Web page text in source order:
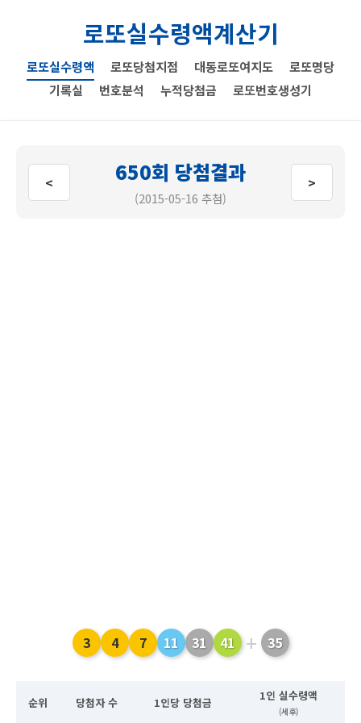
로또실수령액계산기
로또실수령액 로또당첨지점 대동로또여지도
로또명당
기록실
번호분석 누적당첨금 로또번호생성기
< 650회 당첨결과
(2015-05-16 추첨)
>
3 4 7 11 31 41 + 35
순위 당첨자 수 1인당 당첨금 1인 실수령액
(세후)